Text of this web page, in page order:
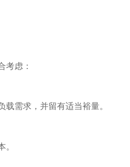
考虑：
载需求，并留有适当裕量。
。